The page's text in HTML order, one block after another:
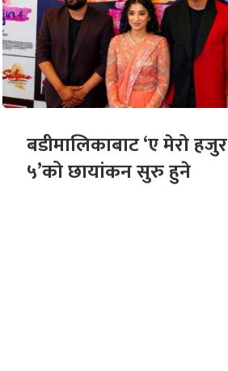
बडीमालिकाबाट ‘ए मेरो हजुर
५’को छायांकन सुरु हुने